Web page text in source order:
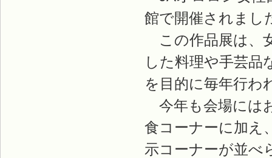
館で開催されまし
この作品展は、
した料理や手芸品
を目的に毎年行わ
今年も会場には
食コーナーに加え
示コーナーが並べ